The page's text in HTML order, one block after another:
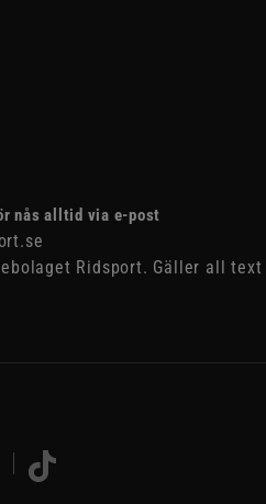
nås alltid via e-post
Ridsport. Gäller all text